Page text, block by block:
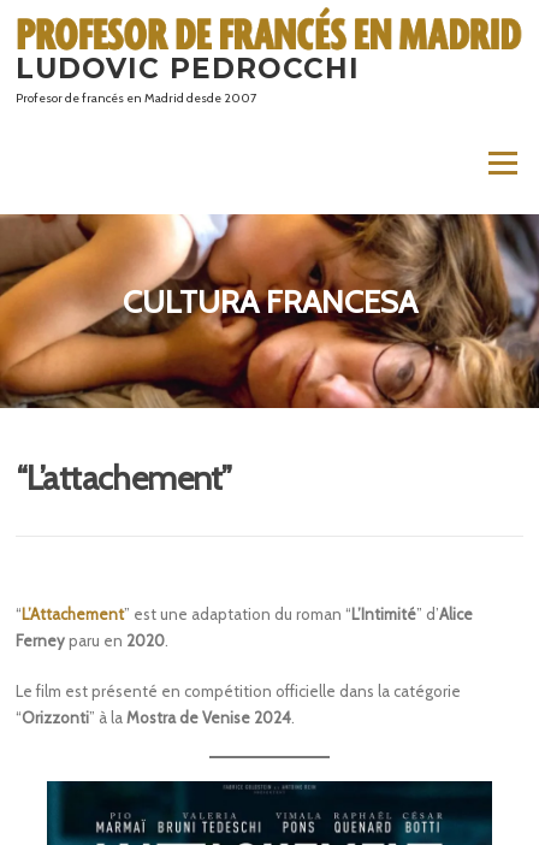
contenido
LUDOVIC PEDROCCHI
Profesor de francés en Madrid desde 2007
Menú
CULTURA FRANCESA
“L’attachement”
“L’Attachement” est une adaptation du roman “L’Intimité” d’Alice
Ferneyparu en 2020.
Le film est présenté en compétition officielle dans la catégorie
“Orizzonti” à laMostra de Venise 2024